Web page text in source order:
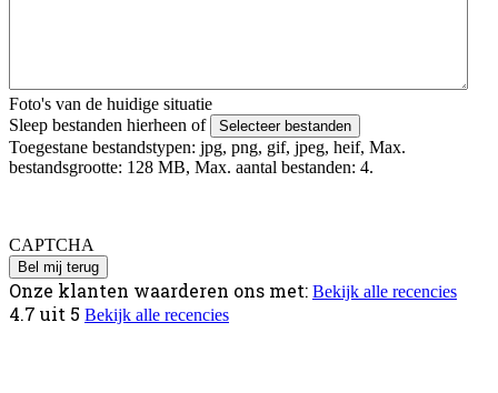
Foto's van de huidige situatie
Sleep bestanden hierheen of
Selecteer bestanden
Toegestane bestandstypen: jpg, png, gif, jpeg, heif, Max.
bestandsgrootte: 128 MB, Max. aantal bestanden: 4.
CAPTCHA
Onze klanten waarderen ons met: Bekijk alle recencies
4.7 uit 5 Bekijk alle recencies